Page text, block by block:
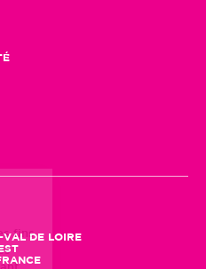
seuls
VAL DE LOIRE